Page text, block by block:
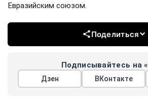
Евразийским союзом.
Поделиться
Подписывайтесь на
Дзен ВКонтакте